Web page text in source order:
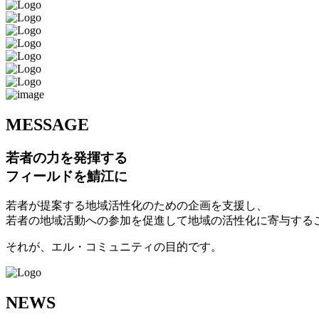
MESSAGE
若者の力を発揮する
フィールドを鯖江に
若者が提案する地域活性化のための企画を支援し、
若者の地域活動への参加を促進して地域の活性化に寄与する
それが、エル・コミュニティの目的です。
NEWS